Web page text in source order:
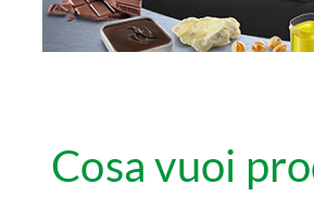
Cosa vuoi